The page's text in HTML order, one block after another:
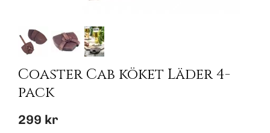
Coaster Cab köket Läder 4-
pack
299 kr